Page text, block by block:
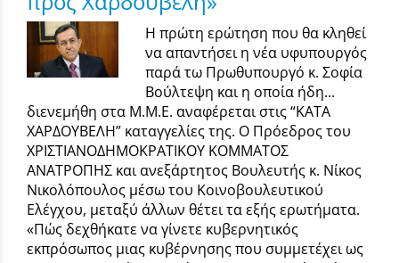
Η πρώτη ερώτηση που θα κληθεί
να απαντήσει η νέα υφυπουργός
παρά τω Πρωθυπουργό κ. Σοφία
Βούλτεψη και η οποία ήδη...
διενεμήθη στα Μ.Μ.Ε. αναφέρεται στις “KΑΤΑ
ΧΑΡΔΟΥΒΕΛΗ” καταγγελίες της. Ο Πρόεδρος του
ΧΡΙΣΤΙΑΝΟΔΗΜΟΚΡΑΤΙΚΟΥ ΚΟΜΜΑΤΟΣ
ΑΝΑΤΡΟΠΗΣ και ανεξάρτητος Βουλευτής κ. Νίκος
Νικολόπουλος μέσω του Κοινοβουλευτικού
Ελέγχου, μεταξύ άλλων θέτει τα εξής ερωτήματα.
«Πώς δεχθήκατε να γίνετε κυβερνητικός
εκπρόσωπος μιας κυβέρνησης που συμμετέχει ως